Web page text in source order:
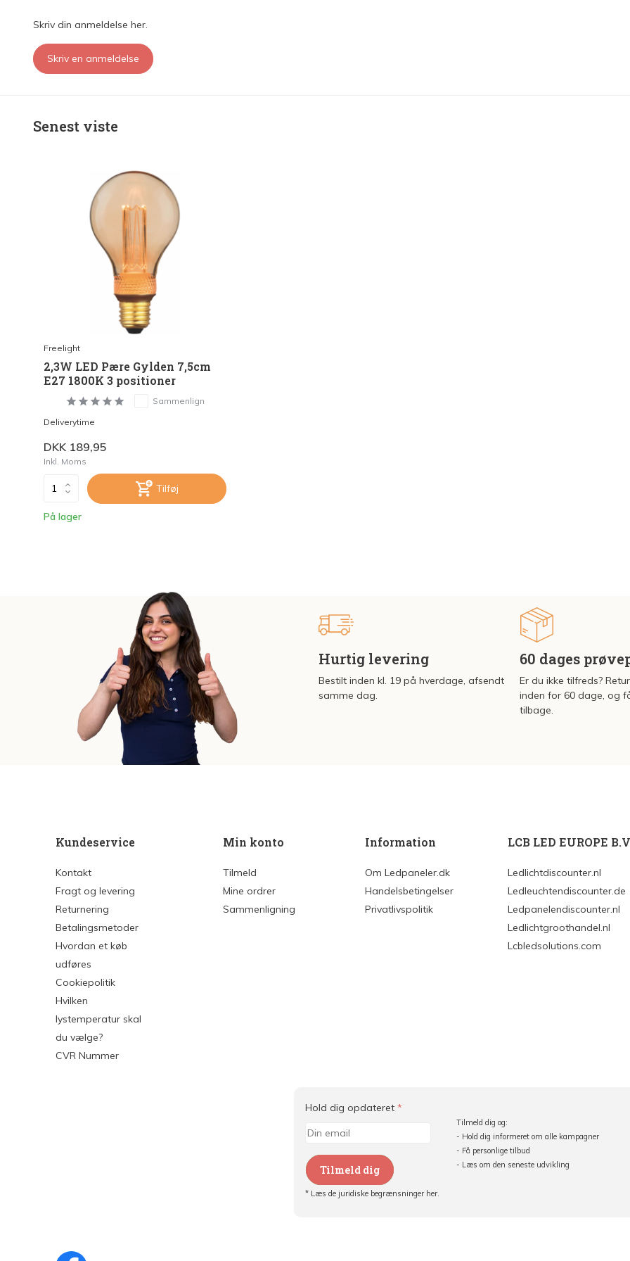
Skriv din anmeldelse her.
Skriv en anmeldelse
Senest viste
Freelight
2,3W LED Pære Gylden 7,5cm
E27 1800K 3 positioner
Sammenlign
Deliverytime
DKK 189,95
Inkl. Moms
Tilføj
På lager
Hurtig levering
Bestilt inden kl. 19 på hverdage, afsendt
samme dag.
60 dages
Er du ikke tilfreds?
inden for 60 dage, og
tilbage.
Kundeservice
Kontakt
Fragt og levering
Returnering
Betalingsmetoder
Hvordan et køb
udføres
Cookiepolitik
Hvilken
lystemperatur skal
du vælge?
CVR Nummer
Min konto
Tilmeld
Mine ordrer
Sammenligning
Information
Om Ledpaneler.dk
Handelsbetingelser
Privatlivspolitik
LCB LED EUROPE
Ledlichtdiscounter.nl
Ledleuchtendiscounter.de
Ledpanelendiscounter.nl
Ledlichtgroothandel.nl
Lcbledsolutions.com
Hold dig opdateret *
Tilmeld dig
* Læs de juridiske begrænsninger her.
Tilmeld dig og:
- Hold dig informeret om alle kampagner
- Få personlige tilbud
- Læs om den seneste udvikling